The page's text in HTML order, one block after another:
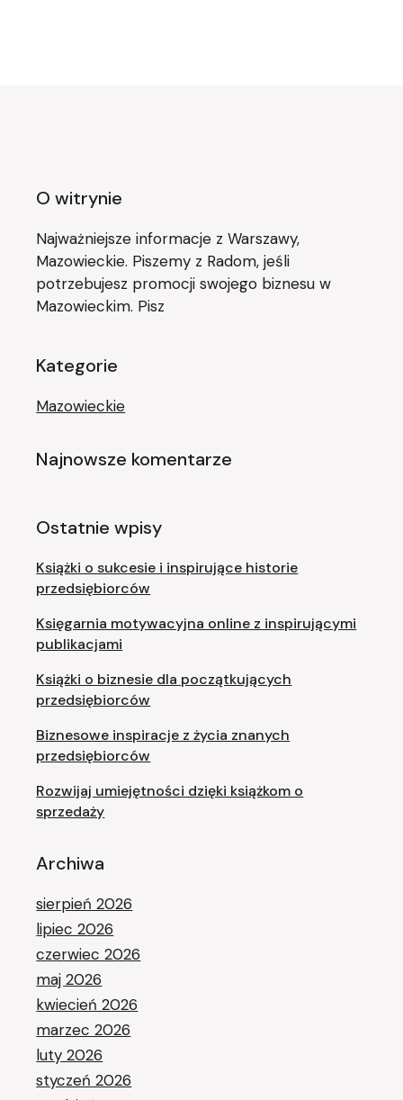
O witrynie
Najważniejsze informacje z Warszawy,
Mazowieckie. Piszemy z Radom, jeśli
potrzebujesz promocji swojego biznesu w
Mazowieckim. Pisz
Kategorie
Mazowieckie
Najnowsze komentarze
Ostatnie wpisy
Książki o sukcesie i inspirujące historie
przedsiębiorców
Księgarnia motywacyjna online z inspirującymi
publikacjami
Książki o biznesie dla początkujących
przedsiębiorców
Biznesowe inspiracje z życia znanych
przedsiębiorców
Rozwijaj umiejętności dzięki książkom o
sprzedaży
Archiwa
sierpień 2026
lipiec 2026
czerwiec 2026
maj 2026
kwiecień 2026
marzec 2026
luty 2026
styczeń 2026